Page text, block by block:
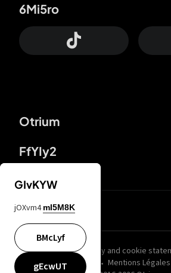
Otrium
FfYIy2
6Mi5ro
wZQPfd Privacy and cookie
Mentions Légales
nLC6tu
GIvKYW
jOXvm4 mI5M8K
BMcLyf
gEcwUT